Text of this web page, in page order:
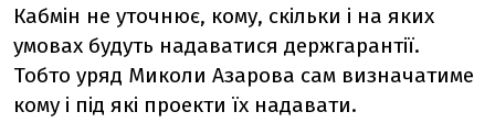
Кабмін не уточнює, кому, скільки і на яких
умовах будуть надаватися держгарантії.
Тобто уряд Миколи Азарова сам визначатиме
кому і під які проекти їх надавати.